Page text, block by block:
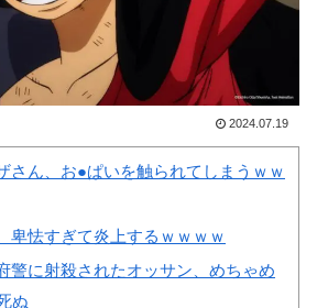
の日
界が衝
RSS
韓国人「悲報：サッカー協会
の審判への性接待が事実の場
合、国際試合の出場権を完全剥
奪される模様…（ﾌﾞﾙﾌﾞﾙ」＝
韓国、サッカーW杯予選で審
ことが判明！ 日本も巻き込ま
れることに
2024.07.19
さん、お●ぱいを触られてしまうｗｗ
卑怯すぎて炎上するｗｗｗｗ
警に射殺されたオッサン、めちゃめ
ぬ